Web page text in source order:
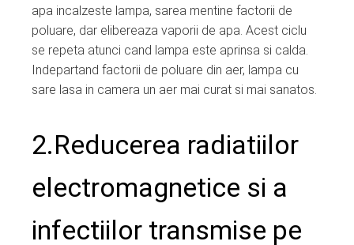
apa incalzeste lampa, sarea mentine factorii de
poluare, dar elibereaza vaporii de apa. Acest ciclu
se repeta atunci cand lampa este aprinsa si calda.
Indepartand factorii de poluare din aer, lampa cu
sare lasa in camera un aer mai curat si mai sanatos.
2.Reducerea radiatiilor
electromagnetice si a
infectiilor transmise pe